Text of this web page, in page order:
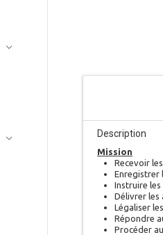
Description
Mission
Recevoir
Enregistrer
Instruire
Délivrer les
Légaliser
Répondre
Procéder